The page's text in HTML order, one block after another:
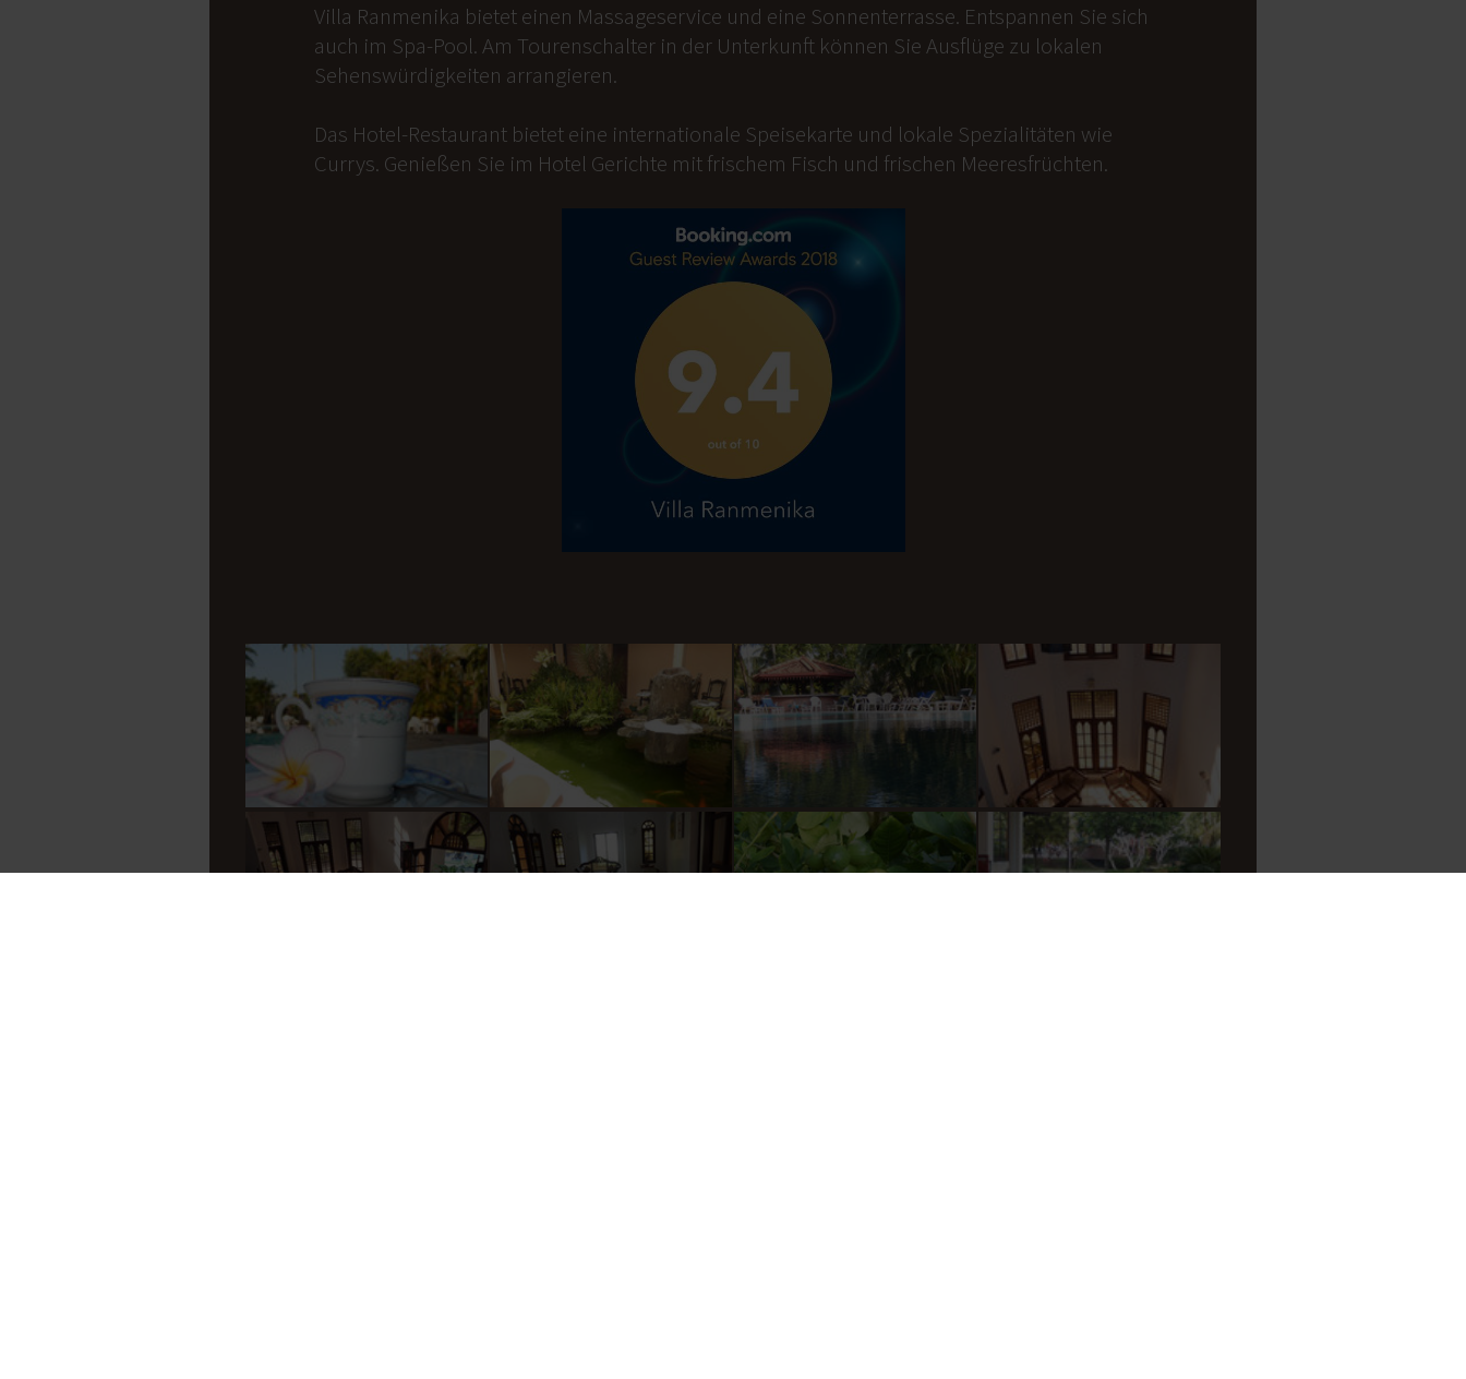
Villa Ranmenika bietet einen Massageservice und eine Sonnenterrasse. Entspannen Sie sich
auch im Spa-Pool. Am Tourenschalter in der Unterkunft können Sie Ausflüge zu lokalen
Sehenswürdigkeiten arrangieren.
Das Hotel-Restaurant bietet eine internationale Speisekarte und lokale Spezialitäten wie
Currys. Genießen Sie im Hotel Gerichte mit frischem Fisch und frischen Meeresfrüchten.